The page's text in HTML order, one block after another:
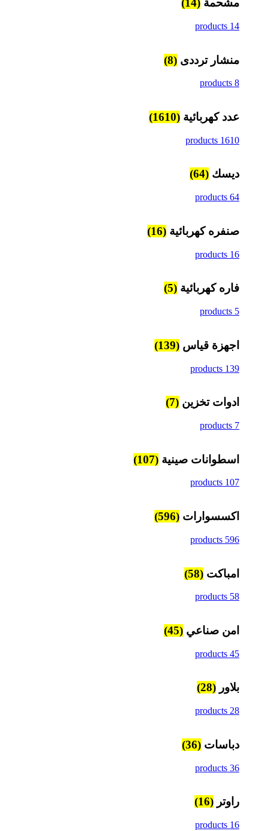
مشحمة (14)
14 products
منشار ترددى (8)
8 products
عدد كهربائية (1610)
1610 products
ديسك (64)
64 products
صنفره كهربائية (16)
16 products
فاره كهربائية (5)
5 products
اجهزة قياس (139)
139 products
ادوات تخزين (7)
7 products
اسطوانات صينية (107)
107 products
اكسسوارات (596)
596 products
امباكت (58)
58 products
امن صناعي (45)
45 products
بلاور (28)
28 products
دباسات (36)
36 products
راوتر (16)
16 products